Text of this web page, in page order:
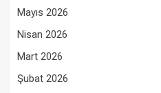
Mayıs 2026
Nisan 2026
Mart 2026
Şubat 2026